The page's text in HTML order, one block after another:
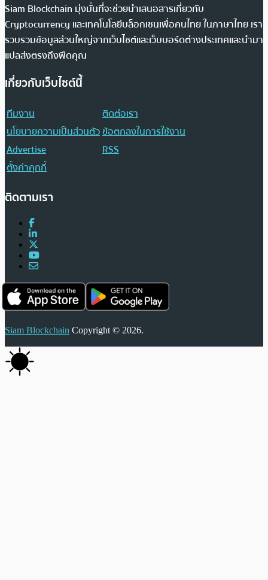
Siam Blockchain มุ่งมั่นที่จะช่วยนำเสนอสารเกี่ยวกับ
Cryptocurrency และเทคโนโลยีบล็อกเชนเพื่อคนไทย ในภาษาไทย เรา
รวบรวมข้อมูลส่วนใหญ่จากเว็บไซต์และเว็บบอร์ดต่างประเทศและนำมา
แปลส่งตรงถึงฟีดคุณ
เกี่ยวกับเว็บไซต์นี้
ทีมงาน
ติดต่อเรา
นโยบายความเป็นส่วนตัวข้อตกลงในการใช้งาน
Advertise
RSS
ตั้งค่าคุกกี้
ติดตามเรา
Siam Blockchain Copyright © 2026.